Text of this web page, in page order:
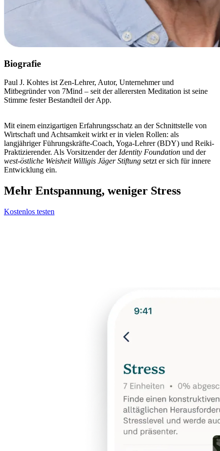
Biografie
Paul J. Kohtes ist Zen-Lehrer, Autor, Unternehmer und
Mitbegründer von 7Mind – seit der allerersten Meditation ist seine
Stimme fester Bestandteil der App.
Mit einem einzigartigen Erfahrungsschatz an der Schnittstelle von
Wirtschaft und Achtsamkeit wirkt er in vielen Rollen: als
langjähriger Führungskräfte-Coach, Yoga-Lehrer (BDY) und Reiki-
Praktizierender. Als Vorsitzender der Identity Foundation und der
west-östliche Weisheit Willigis Jäger Stiftung setzt er sich für innere
Entwicklung ein.
Mehr Entspannung, weniger Stress
Kostenlos testen